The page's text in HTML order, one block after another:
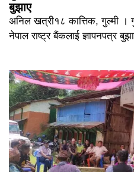
बुझाए
अनिल खत्री१८ कात्तिक, गुल्मी ।
नेपाल राष्ट्र बैंकलाई ज्ञापनपत्र